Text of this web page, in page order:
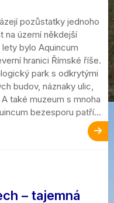
pozůstatky jednoho
na území někdejší
bylo Aquincum
hranici Římské říše.
park s odkrytými
budov, náznaky ulic,
také muzeum s mnoha
bezesporu patří...
– tajemná